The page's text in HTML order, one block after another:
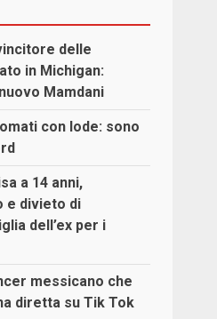
delle
in Michigan:
Mamdani
con lode: sono
a 14 anni,
e divieto di
dell’ex per i
messicano che
diretta su Tik Tok